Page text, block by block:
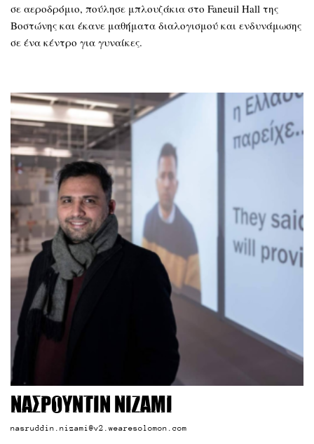
σε αεροδρόμιο, πούλησε μπλουζάκια στο Faneuil Hall της
Βοστώνης και έκανε μαθήματα διαλογισμού και ενδυνάμωσης
σε ένα κέντρο για γυναίκες.
Νασρουντίν Νιζάμι
nasruddin.nizami@v2.wearesolomon.com